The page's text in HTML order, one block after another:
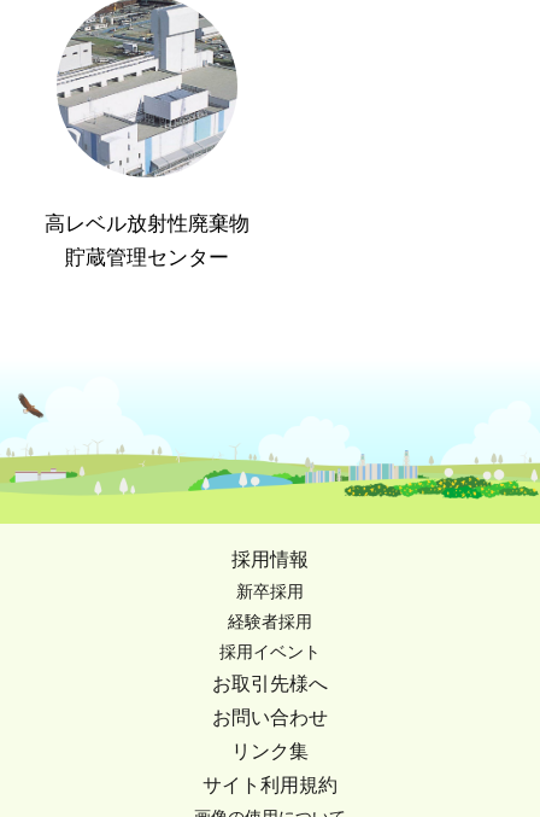
高レベル放射性廃棄物
貯蔵管理センター
採用情報
新卒採用
経験者採用
採用イベント
お取引先様へ
お問い合わせ
リンク集
サイト利用規約